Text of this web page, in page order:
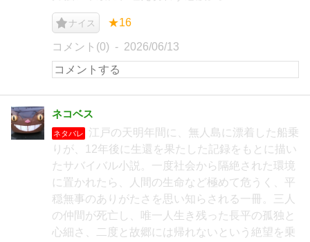
ナイス ★16
コメント(0) 2026/06/13
ネコベス
ネタバレ
江戸の天明年間に、無人島に漂着した船乗
りが、12年後に生還を果たした記録をもとに描い
たサバイバル小説。一度社会から隔絶された環境
に置かれたら、人間の生命など極めて危うく、平
穏無事のありがたさを思い知らされる一冊。三人
の仲間が死亡し、唯一人生き残った長平の孤独と
心細さ、二度と故郷には帰れないという絶望を乗